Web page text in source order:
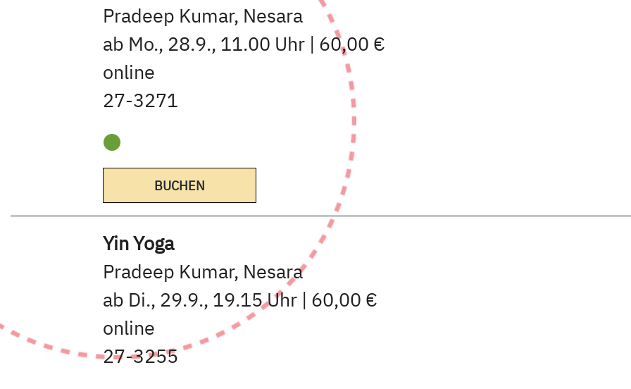
Pradeep Kumar, Nesara
ab Mo., 28.9., 11.00 Uhr | 60,00 €
online
27-3271
BUCHEN
Yin Yoga
Pradeep Kumar, Nesara
ab Di., 29.9., 19.15 Uhr | 60,00 €
online
27-3255